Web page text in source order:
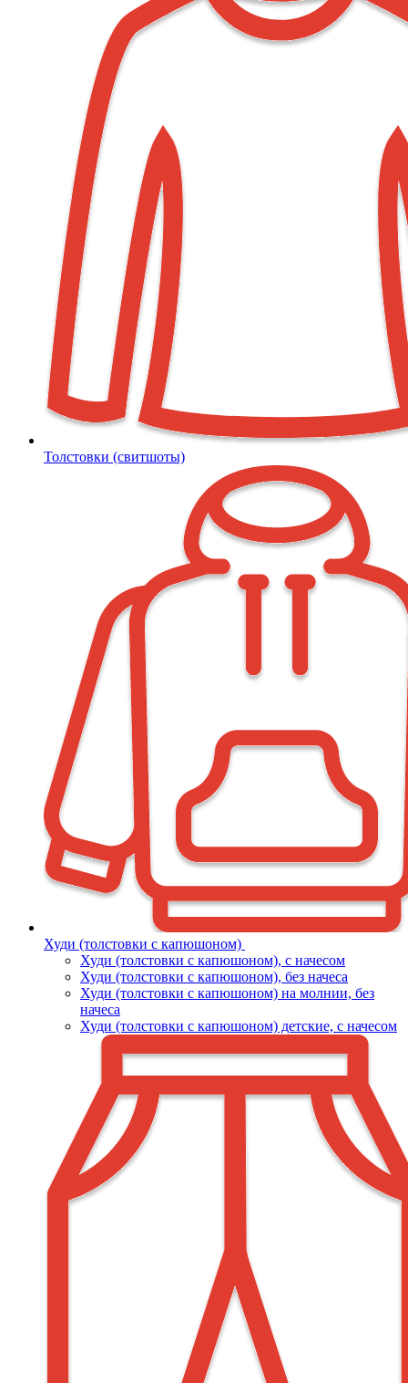
Толстовки (свитшоты)
Худи (толстовки с капюшоном)
Худи (толстовки c капюшоном), с начесом
Худи (толстовки c капюшоном), без начеса
Худи (толстовки с капюшоном) на молнии, без
начеса
Худи (толстовки c капюшоном) детские, с начесом